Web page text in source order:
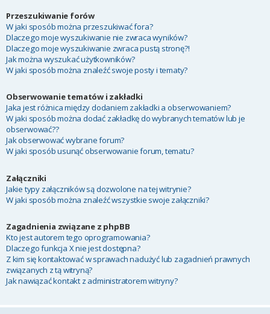
Przeszukiwanie forów
W jaki sposób można przeszukiwać fora?
Dlaczego moje wyszukiwanie nie zwraca wyników?
Dlaczego moje wyszukiwanie zwraca pustą stronę?!
Jak można wyszukać użytkowników?
W jaki sposób można znaleźć swoje posty i tematy?
Obserwowanie tematów i zakładki
Jaka jest różnica między dodaniem zakładki a obserwowaniem?
W jaki sposób można dodać zakładkę do wybranych tematów lub je
obserwować??
Jak obserwować wybrane forum?
W jaki sposób usunąć obserwowanie forum, tematu?
Załączniki
Jakie typy załączników są dozwolone na tej witrynie?
W jaki sposób można znaleźć wszystkie swoje załączniki?
Zagadnienia związane z phpBB
Kto jest autorem tego oprogramowania?
Dlaczego funkcja X nie jest dostępna?
Z kim się kontaktować w sprawach nadużyć lub zagadnień prawnych
związanych z tą witryną?
Jak nawiązać kontakt z administratorem witryny?